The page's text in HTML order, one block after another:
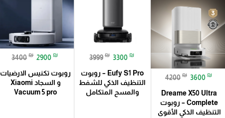
4200 ₪ 3600 ₪
Dreame X50 Ultra
Complete – روبوت
التنظيف الذكي الأقوى
3999 ₪ 3300 ₪
Eufy S1 Pro – روبوت
التنظيف الذكي للشفط
والمسح المتكامل
3400 ₪ 2900 ₪
روبوت تكنيس الارضيات
و السجاد Xiaomi
Vacuum 5 pro